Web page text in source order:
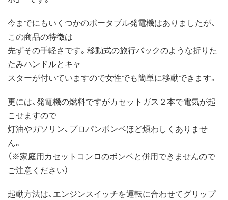
今までにもいくつかのポータブル発電機はありましたが、
この商品の特徴は
先ずその手軽さです。移動式の旅行バックのような折りた
たみハンドルとキャ
スターが付いていますので女性でも簡単に移動できます。
更には、発電機の燃料ですがカセットガス２本で電気が起
こせますので
灯油やガソリン、プロパンボンベほど煩わしくありませ
ん。
（※家庭用カセットコンロのボンベと併用できませんので
ご注意ください）
起動方法は、エンジンスイッチを運転に合わせてグリップ